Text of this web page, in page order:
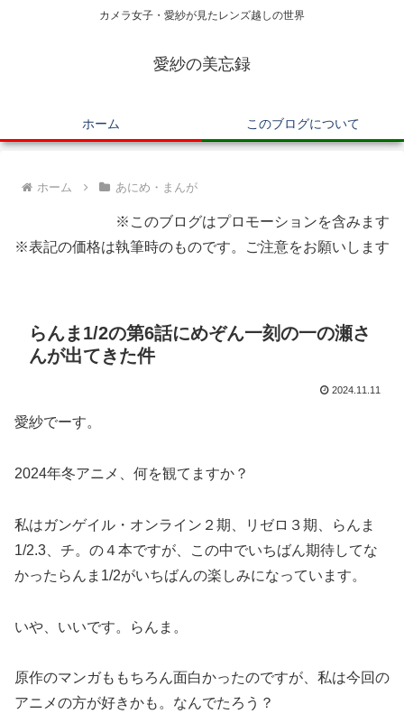
カメラ女子・愛紗が見たレンズ越しの世界
愛紗の美忘録
ホーム このブログについて
ホーム あにめ・まんが
※このブログはプロモーションを含みます
※表記の価格は執筆時のものです。ご注意をお願いします
らんま1/2の第6話にめぞん一刻の一の瀬さ
んが出てきた件
2024.11.11
愛紗でーす。
2024年冬アニメ、何を観てますか？
私はガンゲイル・オンライン２期、リゼロ３期、らんま
1/2.3、チ。の４本ですが、この中でいちばん期待してな
かったらんま1/2がいちばんの楽しみになっています。
いや、いいです。らんま。
原作のマンガももちろん面白かったのですが、私は今回の
アニメの方が好きかも。なんでたろう？